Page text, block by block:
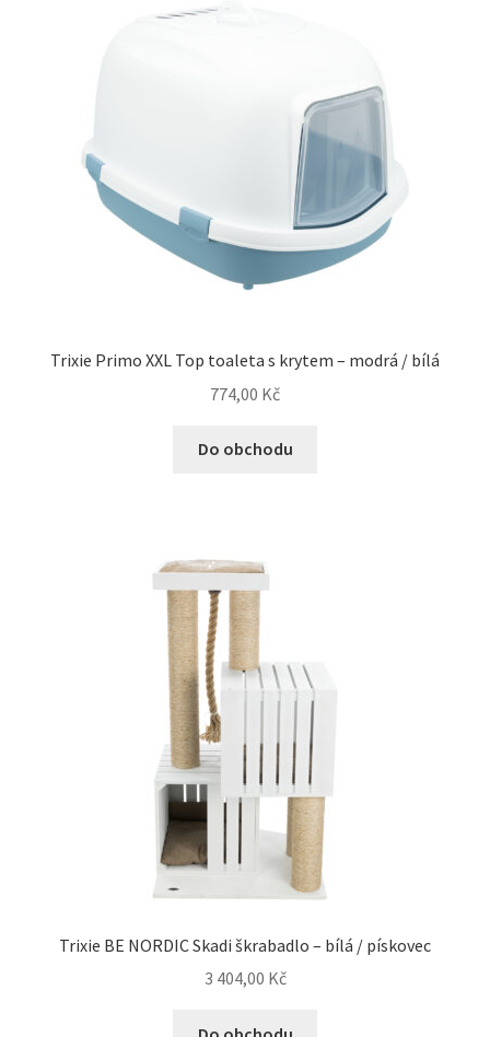
Trixie Primo XXL Top toaleta s krytem – modrá / bílá
774,00 Kč
Do obchodu
Trixie BE NORDIC Skadi škrabadlo – bílá / pískovec
3 404,00 Kč